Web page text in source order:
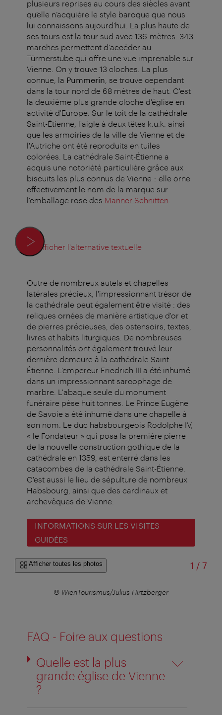
plusieurs reprises au cours des siècles avant
qu’elle n’acquière le style baroque que nous
lui connaissons aujourd’hui. La plus haute de
ses tours est la tour sud avec 136 mètres. 343
marches permettent d'accéder au
Türmerstube qui offre une vue imprenable sur
Vienne. On y trouve 13 cloches. La plus
connue, la Pummerin , se trouve cependant
dans la tour nord de 68 mètres de haut. C'est
la deuxième plus grande cloche d'église en
activité d'Europe. Sur le toit de la cathédrale
Saint-Étienne, l'aigle à deux têtes k.u.k. ainsi
que les armoiries de la ville de Vienne et de
l'Autriche ont été reproduits en tuiles
colorées. La cathédrale Saint-Étienne a
acquis une notoriété particulière grâce aux
biscuits les plus connus de Vienne : elle orne
effectivement le nom de la marque sur
l'emballage rose des Manner Schnitten
Afficher l'alternative textuelle
Outre de nombreux autels et chapelles
latérales précieux, l'impressionnant trésor de
la cathédrale peut également être visité : des
reliques ornées de manière artistique d'or et
de pierres précieuses, des ostensoirs, textes,
livres et habits liturgiques. De nombreuses
personnalités ont également trouvé leur
dernière demeure à la cathédrale Saint-
Étienne. L'empereur Friedrich III a été inhumé
dans un impressionnant sarcophage de
marbre. L'abaque seule du monument
funéraire pèse huit tonnes. Le Prince Eugène
de Savoie a été inhumé dans une chapelle à
son nom. Le duc habsbourgeois Rodolphe IV,
« le Fondateur » qui posa la première pierre
de la nouvelle construction gothique de la
cathédrale en 1359, est enterré dans les
catacombes de la cathédrale Saint-Étienne.
C'est aussi le lieu de sépulture de nombreux
Habsbourg, ainsi que des cardinaux et
archevêques de Vienne.
INFORMATIONS SUR LES VISITES
GUIDÉES
Afficher toutes les photos 1 /sur
7
© WienTourismus/Julius Hirtzberger
FAQ - Foire aux questions
Quelle est la plus
grande église de Vienne
?